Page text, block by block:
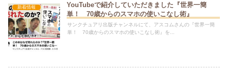
新着情報
YouTubeで紹介していただきました『世界一簡
単！ 70歳からのスマホの使いこなし術』
サンクチュアリ出版チャンネルにて、アスコムさんの『世界一簡
単！ 70歳からのスマホの使いこなし術』を...